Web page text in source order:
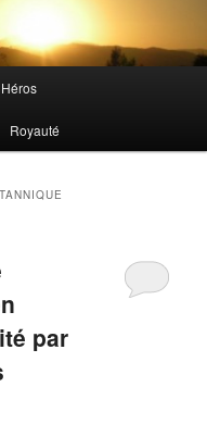
Héros
Royauté
par